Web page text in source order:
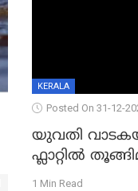
KERALA
Posted On 31-12-
യുവതി
ഫ്ലാറ്റില്‍
1 Min Read